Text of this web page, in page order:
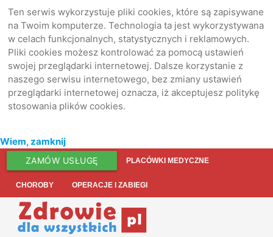
Ten serwis wykorzystuje pliki cookies, które są zapisywane
na Twoim komputerze. Technologia ta jest wykorzystywana
w celach funkcjonalnych, statystycznych i reklamowych.
Pliki cookies możesz kontrolować za pomocą ustawień
swojej przeglądarki internetowej. Dalsze korzystanie z
naszego serwisu internetowego, bez zmiany ustawień
przeglądarki internetowej oznacza, iż akceptujesz politykę
stosowania plików cookies.
Wiem, zamknij
ZAMÓW USŁUGĘ PLACÓWKI MEDYCZNE
CHOROBY OPERACJE I ZABIEGI